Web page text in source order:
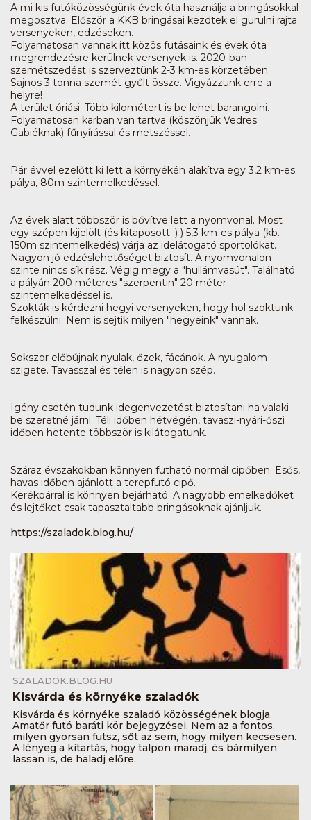
A mi kis futóközösségünk évek óta használja a bringásokkal
megosztva. Először a KKB bringásai kezdtek el gurulni rajta
versenyeken, edzéseken.
Folyamatosan vannak itt közös futásaink és évek óta
megrendezésre kerülnek versenyek is. 2020-ban
szemétszedést is szerveztünk 2-3 km-es körzetében.
Sajnos 3 tonna szemét gyűlt össze. Vigyázzunk erre a
helyre!
A terület óriási. Több kilométert is be lehet barangolni.
Folyamatosan karban van tartva (köszönjük Vedres
Gabiéknak) fűnyírással és metszéssel.
Pár évvel ezelőtt ki lett a környékén alakítva egy 3,2 km-es
pálya, 80m szintemelkedéssel.
Az évek alatt többször is bővítve lett a nyomvonal. Most
egy szépen kijelölt (és kitaposott :) ) 5,3 km-es pálya (kb.
150m szintemelkedés) várja az idelátogató sportolókat.
Nagyon jó edzéslehetőséget biztosít. A nyomvonalon
szinte nincs sík rész. Végig megy a "hullámvasút". Található
a pályán 200 méteres "szerpentin" 20 méter
szintemelkedéssel is.
Szokták is kérdezni hegyi versenyeken, hogy hol szoktunk
felkészülni. Nem is sejtik milyen "hegyeink" vannak.
Sokszor előbújnak nyulak, őzek, fácánok. A nyugalom
szigete. Tavasszal és télen is nagyon szép.
Igény esetén tudunk idegenvezetést biztosítani ha valaki
be szeretné járni. Téli időben hétvégén, tavaszi-nyári-őszi
időben hetente többször is kilátogatunk.
Száraz évszakokban könnyen futható normál cipőben. Esős,
havas időben ajánlott a terepfutó cipő.
Kerékpárral is könnyen bejárható. A nagyobb emelkedőket
és lejtőket csak tapasztaltabb bringásoknak ajánljuk.
https://szaladok.blog.hu/
SZALADOK.BLOG.HU
Kisvárda és környéke szaladók
Kisvárda és környéke szaladó közösségének blogja.
Amatőr futó baráti kör bejegyzései. Nem az a fontos,
milyen gyorsan futsz, sőt az sem, hogy milyen kecsesen.
A lényeg a kitartás, hogy talpon maradj, és bármilyen
lassan is, de haladj előre.